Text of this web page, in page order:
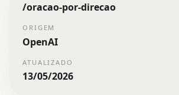
/oracao-por-direcao
ORIGEM
OpenAI
ATUALIZADO
13/05/2026